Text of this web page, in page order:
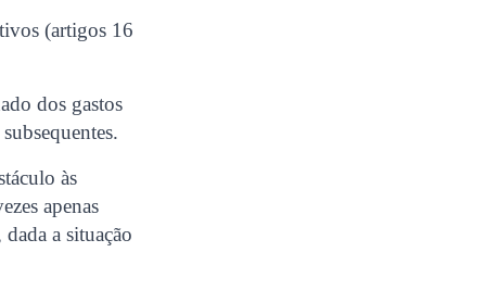
(artigos 16
dos gastos
às
apenas
a situação